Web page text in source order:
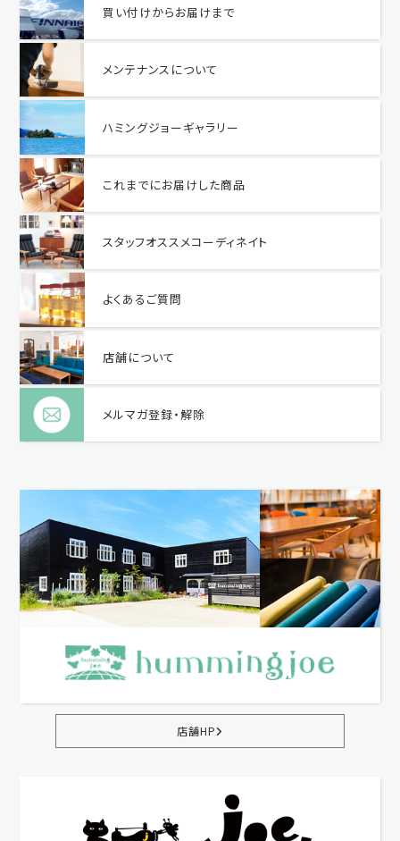
買い付けからお届けまで
メンテナンスについて
ハミングジョーギャラリー
これまでにお届けした商品
スタッフオススメコーディネイト
よくあるご質問
店舗について
メルマガ登録・解除
店舗HP